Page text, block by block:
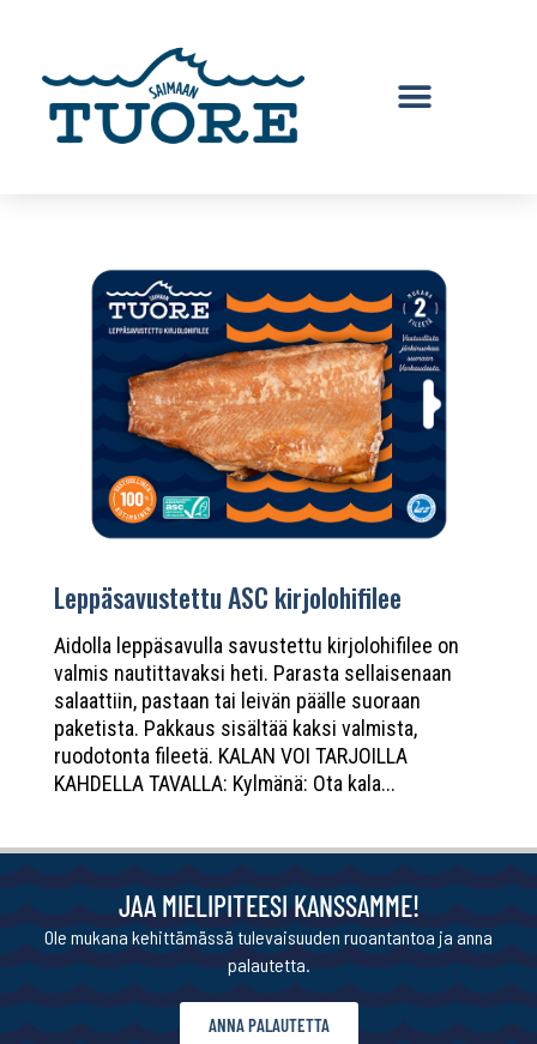
Leppäsavustettu ASC kirjolohifilee
Aidolla leppäsavulla savustettu kirjolohifilee on
valmis nautittavaksi heti. Parasta sellaisenaan
salaattiin, pastaan tai leivän päälle suoraan
paketista. Pakkaus sisältää kaksi valmista,
ruodotonta fileetä. KALAN VOI TARJOILLA
KAHDELLA TAVALLA: Kylmänä: Ota kala...
JAA MIELIPITEESI KANSSAMME!
Ole mukana kehittämässä tulevaisuuden ruoantantoa ja anna
palautetta.
ANNA PALAUTETTA